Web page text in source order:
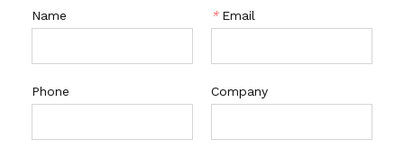
Name * Email
Phone Company